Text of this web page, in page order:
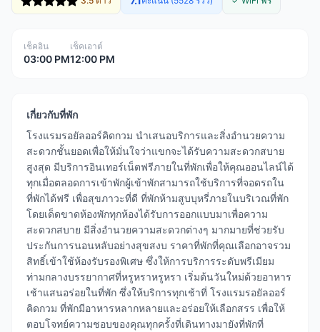
เช็คอิน
03:00 PM
เช็คเอาต์
12:00 PM
เกี่ยวกับที่พัก
โรงแรมรอยัลออร์คิดกวม นำเสนอบริการและสิ่งอำนวยความ
สะดวกชั้นยอดเพื่อให้มั่นใจว่าแขกจะได้รับความสะดวกสบาย
สูงสุด มีบริการอินเทอร์เน็ตฟรีภายในที่พักเพื่อให้คุณออนไลน์ได้
ทุกเมื่อตลอดการเข้าพักผู้เข้าพักสามารถใช้บริการที่จอดรถใน
ที่พักได้ฟรี เพื่อสุขภาวะที่ดี ที่พักห้ามสูบบุหรี่ภายในบริเวณที่พัก
โดยเด็ดขาดห้องพักทุกห้องได้รับการออกแบบมาเพื่อความ
สะดวกสบาย มีสิ่งอำนวยความสะดวกต่างๆ มากมายที่ช่วยรับ
ประกันการนอนหลับอย่างสุขสงบ ราคาที่พักที่คุณเลือกอาจรวม
สิทธิ์เข้าใช้ห้องรับรองพิเศษ ซึ่งให้การบริการระดับพรีเมียม
ท่ามกลางบรรยากาศที่หรูหราหรูหรา เริ่มต้นวันใหม่ด้วยอาหาร
เช้าแสนอร่อยในที่พัก ซึ่งให้บริการทุกเช้าที่ โรงแรมรอยัลออร์
คิดกวม ที่พักมีอาหารหลากหลายและอร่อยให้เลือกสรร เพื่อให้
ตอบโจทย์ความชอบของคุณทุกครั้งที่เดินทางมายังที่พักที่